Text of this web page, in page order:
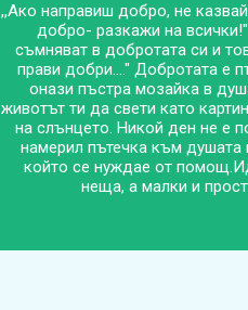
,,Ако направиш добро, не
добро- разкажи на
съмняват в добротата си и
прави добри...." Добротата е
онази пъстра мозайка в
животът ти да свети като
на слънцето. Никой ден не е
намерил пътечка към душата
който се нуждае от
неща, а малки и